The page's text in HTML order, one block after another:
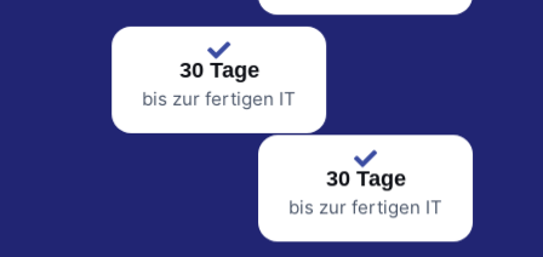
30 Tage
bis zur fertigen IT
30 Tage
bis zur fertigen IT